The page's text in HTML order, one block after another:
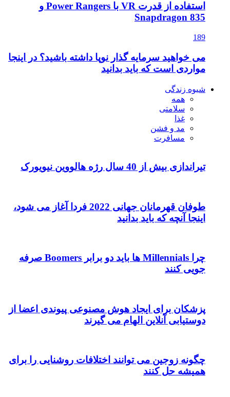
استفاده از قدرت VR با Power Rangers و
Snapdragon 835
189
می خواهید سرمایه گذار نوپا داشته باشید؟ در اینجا
مواردی است که باید بدانید
شیوه زندگی
همه
سلامتی
غذا
مد و فشن
مسافرت
تیراندازی بیش از 40 سال رژه هالووین نیویورک
طوفان قهرمانان جهانی 2022 فردا آغاز می شود،
اینجا آنچه که باید بدانید
چرا Millennials ها باید دو برابر Boomers صرفه
جویی کنند
پزشکان برای ایجاد هوش مصنوعی پیوندی اعضا از
دوستیابی آنلاین الهام می گیرند
چگونه زوجین می توانند اختلافات روشنایی را برای
همیشه حل کنند